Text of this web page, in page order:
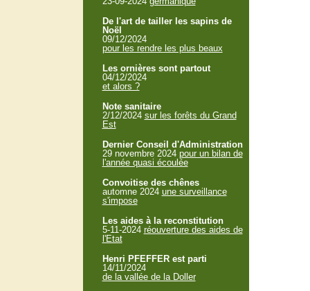
De l'art de tailler les sapins de
Noël
09/12/2024
pour les rendre les plus beaux
Les ornières sont partout
04/12/2024
et alors ?
Note sanitaire
2/12/2024 sur les forêts du Grand
Est
Dernier Conseil d'Administration
29 novembre 2024 pour un bilan de
l'année quasi écoulée
Convoitise des chênes
automne 2024 une surveillance
s'impose
Les aides à la reconstitution
5-11-2024 réouverture des aides de
l'Etat
Henri PFEFFER est parti
14/11/2024
de la vallée de la Doller